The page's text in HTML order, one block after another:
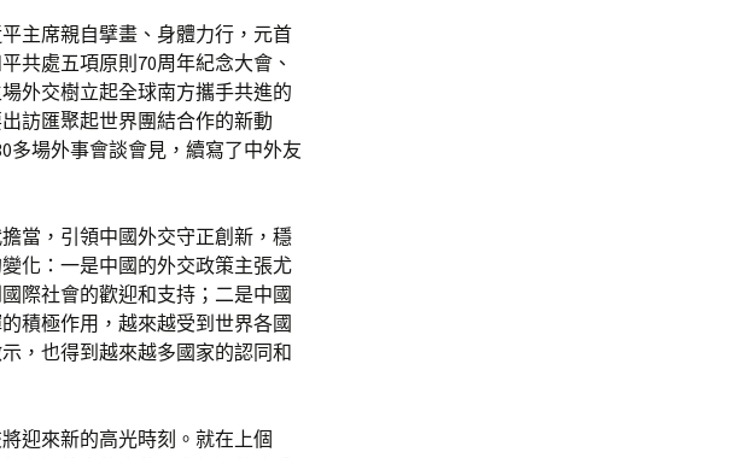
主席親自擘畫、身體力行，元首
共處五項原則70周年紀念大會、
外交樹立起全球南方攜手共進的
訪匯聚起世界團結合作的新動
多場外事會談會見，續寫了中外友
當，引領中國外交守正創新，穩
化：一是中國的外交政策主張尤
際社會的歡迎和支持；二是中國
積極作用，越來越受到世界各國
，也得到越來越多國家的認同和
迎來新的高光時刻。就在上個